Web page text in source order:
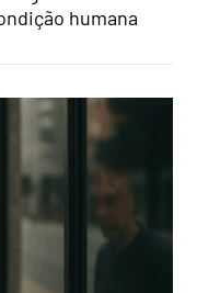
humana